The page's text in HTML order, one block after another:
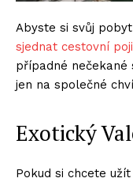
Abyste si svůj
sjednat cestovní
případné nečekané
jen na společné
Exotický
Pokud si chcete